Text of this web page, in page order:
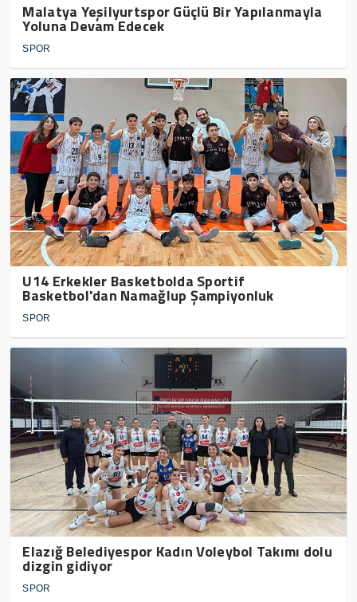
Malatya Yeşilyurtspor Güçlü Bir Yapılanmayla
Yoluna Devam Edecek
SPOR
U14 Erkekler Basketbolda Sportif
Basketbol'dan Namağlup Şampiyonluk
SPOR
Elazığ Belediyespor Kadın Voleybol Takımı dolu
dizgin gidiyor
SPOR